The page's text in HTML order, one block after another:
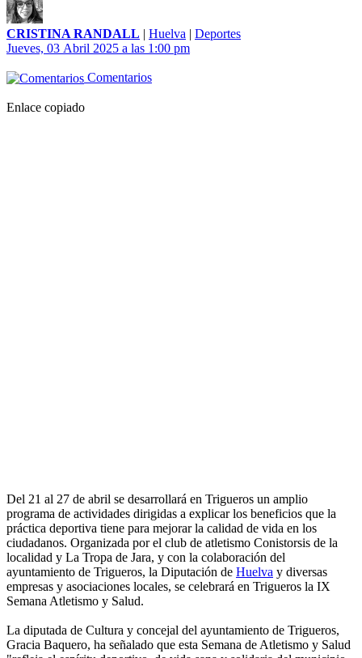
CRISTINA RANDALL | Huelva | Deportes
Jueves, 03 Abril 2025 a las 1:00 pm
Comentarios
Enlace copiado
Del 21 al 27 de abril se desarrollará en Trigueros un amplio
programa de actividades dirigidas a explicar los beneficios que la
práctica deportiva tiene para mejorar la calidad de vida en los
ciudadanos. Organizada por el club de atletismo Conistorsis de la
localidad y La Tropa de Jara, y con la colaboración del
ayuntamiento de Trigueros, la Diputación de Huelva y diversas
empresas y asociaciones locales, se celebrará en Trigueros la IX
Semana Atletismo y Salud.
La diputada de Cultura y concejal del ayuntamiento de Trigueros,
Gracia Baquero, ha señalado que esta Semana de Atletismo y Salud